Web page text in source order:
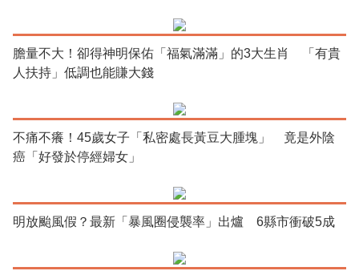
膽量不大！卻得神明保佑「福氣滿滿」的3大生肖 「有貴
人扶持」低調也能賺大錢
不痛不癢！45歲女子「私密處長黃豆大腫塊」 竟是外陰
癌「好發於停經婦女」
明放颱風假？最新「暴風圈侵襲率」出爐 6縣市衝破5成